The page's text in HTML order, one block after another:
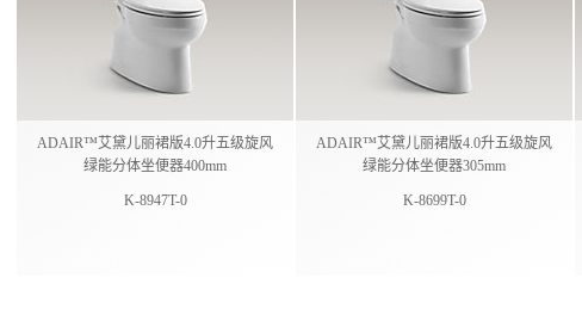
ADAIR™艾黛儿丽裙版4.0升五级旋风
绿能分体坐便器400mm
K-8947T-0
ADAIR™艾黛儿丽裙版4.0升五级旋风
绿能分体坐便器305mm
K-8699T-0